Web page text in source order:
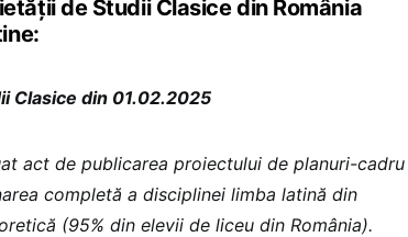
de Studii Clasice din România
Clasice din 01.02.2025
act de publicarea proiectului de planuri-cadru
completă a disciplinei limba latină din
(95% din elevii de liceu din România).